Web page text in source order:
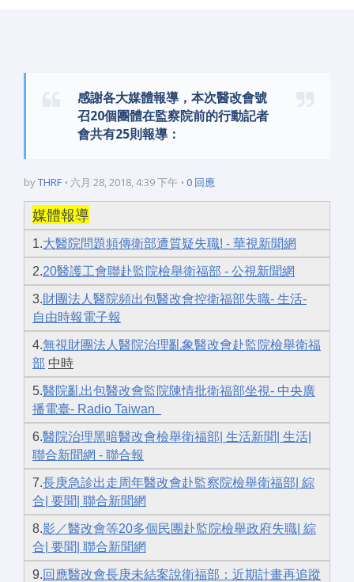
感謝各大媒體報導，本次醫改會號
召20個團體在監察院前的行動記者
會共有25則報導：
byTHRF 六月 28, 2018, 4:39 下午 0 回應
媒體報導
1.大醫院問題頻傳衛部遭質疑失職! - 華視新聞網
2.20醫護工會聯赴監院檢舉衛福部 - 公視新聞網
3.財團法人醫院頻出包醫改會控衛福部失職- 生活-
自由時報電子報
4.無視財團法人醫院治理亂象醫改會赴監院檢舉衛福
部 中時
5.醫院亂出包醫改會監院陳情批衛福部坐視- 中央廣
播電臺- Radio Taiwan
6.醫院治理黑暗醫改會檢舉衛福部| 生活新聞| 生活|
聯合新聞網 - 聯合報
7.長庚急診出走周年醫改會赴監察院檢舉衛福部| 綜
合| 要聞| 聯合新聞網
8.影／醫改會等20多個民團赴監院檢舉政府失職| 綜
合| 要聞| 聯合新聞網
9.回應醫改會長庚未結案說衛福部：近期計畫再追蹤